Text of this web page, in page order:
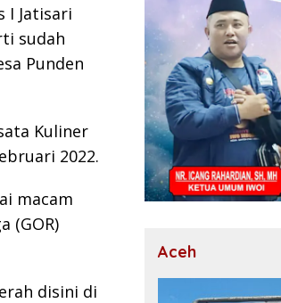
I Jatisari
sudah
Punden
Kuliner
2022.
macam
(GOR)
disini di
Aceh